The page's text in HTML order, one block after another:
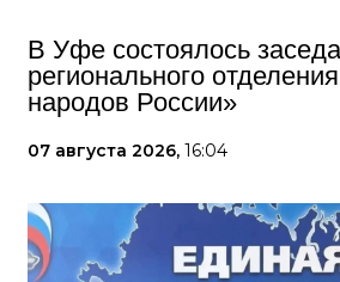
В Уфе состоялось
регионального
народов России»
07 августа 2026, 16:04